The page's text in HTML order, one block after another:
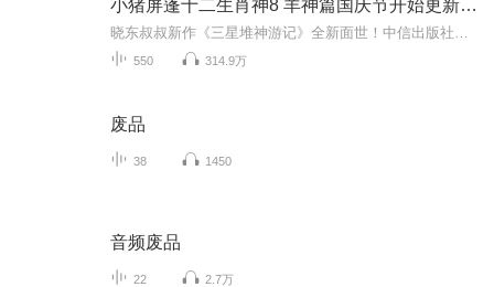
小猪屏蓬十二生肖神8 羊神篇国庆节开始更新啦！
550 314.9万
废品
38 1450
音频废品
22 2.7万